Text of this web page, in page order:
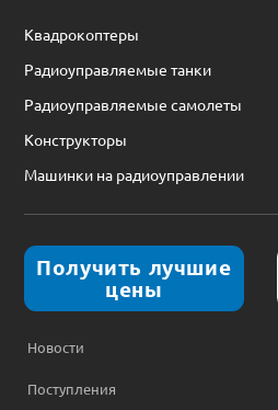
Квадрокоптеры
Радиоуправляемые танки
Радиоуправляемые самолеты
Конструкторы
Машинки на радиоуправлении
Получить лучшие
цены
Новости
Поступления